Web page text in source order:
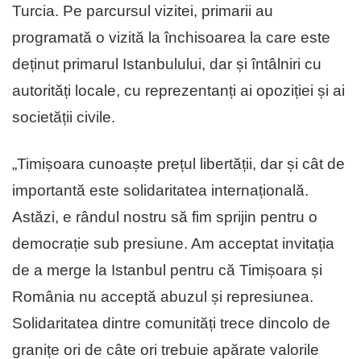
Turcia. Pe parcursul vizitei, primarii au
programată o vizită la închisoarea la care este
deținut primarul Istanbulului, dar și întâlniri cu
autorități locale, cu reprezentanți ai opoziției și ai
societății civile.
„Timișoara cunoaște prețul libertății, dar și cât de
importantă este solidaritatea internațională.
Astăzi, e rândul nostru să fim sprijin pentru o
democrație sub presiune. Am acceptat invitația
de a merge la Istanbul pentru că Timișoara și
România nu acceptă abuzul și represiunea.
Solidaritatea dintre comunități trece dincolo de
granițe ori de câte ori trebuie apărate valorile